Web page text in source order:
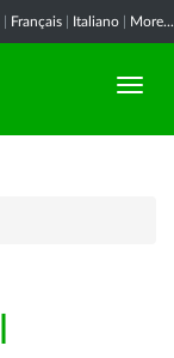
Français Italiano More...